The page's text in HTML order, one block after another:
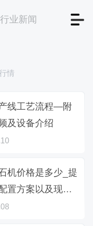
行业新闻
情
线工艺流程—附
及设备介绍
机价格是多少_提
置方案以及现场